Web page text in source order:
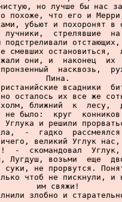
но лучше бы нас
похоже, что его и
убьют и похоронят в
лучники,  стрелявшие
смевших остановиться,
они, и  наконец  их
насквозь,
Пина.
всадники
но осталось их все же
холм, ближний  к  лесу,
не было:  круг
Углука и решили
-  гадко
великий Углук
-  скомандовал
Лугдуш, возьми  еще
суки, не прорвутся.
чтоб не пискнули, и
им свяжи!
злобно и